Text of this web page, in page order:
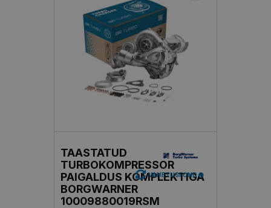
TAASTATUD
TURBOKOMPRESSOR
PAIGALDUS KOMPLEKTIGA
BORGWARNER
10009880019RSM
VAHETUSFOND